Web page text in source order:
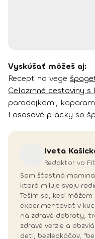
Vyskúšať môžeš aj:
Recept na vege
Celozrnné cestoviny s
paradajkami,
Lososové placky so
Iveta
Redaktor vo
Som šťastná
ktorá miluje svoju
Teším sa, keď
experimentovať v
na zdravé dobroty,
zdravé verzie a
deti, bezlepkáčov,